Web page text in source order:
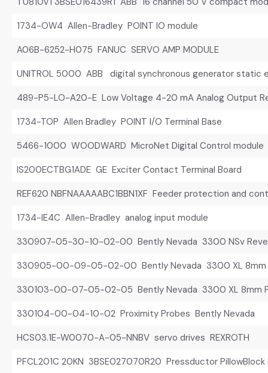
1734-OW4 Allen-Bradley POINT IO module
A06B-6252-H075 FANUC SERVO AMP MODULE
UNITROL 5000 ABB digital synchronous generator static
489-P5-LO-A20-E Low Voltage 4-20 mA Analog Output
1734-TOP Allen Bradley POINT I/O Terminal Base
5466-1000 WOODWARD MicroNet Digital Control module
IS200ECTBG1ADE GE Exciter Contact Terminal Board
REF620 NBFNAAAAABC1BBN1XF Feeder protection and
1734-IE4C Allen-Bradley analog input module
330907-05-30-10-02-00 Bently Nevada 3300 NSv
330905-00-09-05-02-00 Bently Nevada 3300 XL 8mm
330103-00-07-05-02-05 Bently Nevada 3300 XL 8mm
330104-00-04-10-02 Proximity Probes Bently Nevada
HCS03.1E-W0070-A-05-NNBV servo drives REXROTH
PFCL201C 20KN 3BSE027070R20 Pressductor